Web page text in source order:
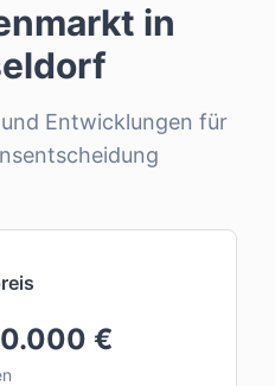
in
Entwicklungen für
€